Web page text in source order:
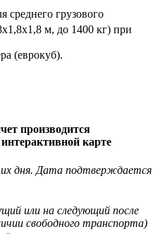
среднего грузового
м, до 1400 кг) при
(еврокуб).
производится
карте
дня. Дата подтверждается
или на следующий после
свободного транспорта)